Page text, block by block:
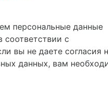
персональные данные
соответствии с
вы не даете согласия
данных, вам